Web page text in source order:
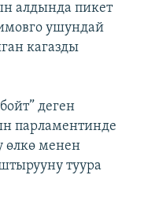
алдында пикет
ушундай
кагазды
деген
парламентинде
өлкө менен
туура